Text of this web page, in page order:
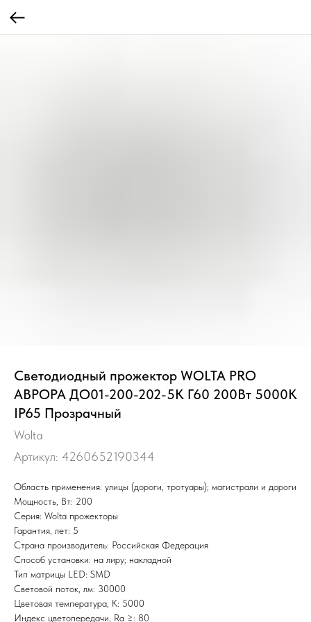
Светодиодный прожектор WOLTA PRO
АВРОРА ДО01-200-202-5К Г60 200Вт 5000К
IP65 Прозрачный
Wolta
Артикул: 4260652190344
Область применения: улицы (дороги, тротуары); магистрали и дороги
Мощность, Вт: 200
Серия: Wolta прожекторы
Гарантия, лет: 5
Страна производитель: Российская Федерация
Способ установки: на лиру; накладной
Тип матрицы LED: SMD
Световой поток, лм: 30000
Цветовая температура, К: 5000
Индекс цветопередачи, Ra ≥: 80